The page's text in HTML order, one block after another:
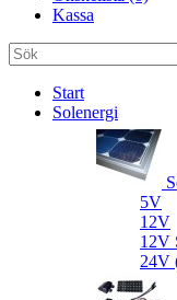
Kassa
Start
Solenergi
5V
12V
12V
24V